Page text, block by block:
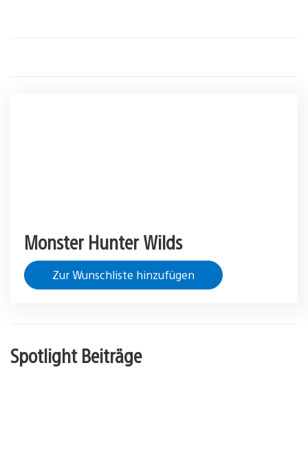
Monster Hunter Wilds
Zur Wunschliste hinzufügen
Spotlight Beiträge